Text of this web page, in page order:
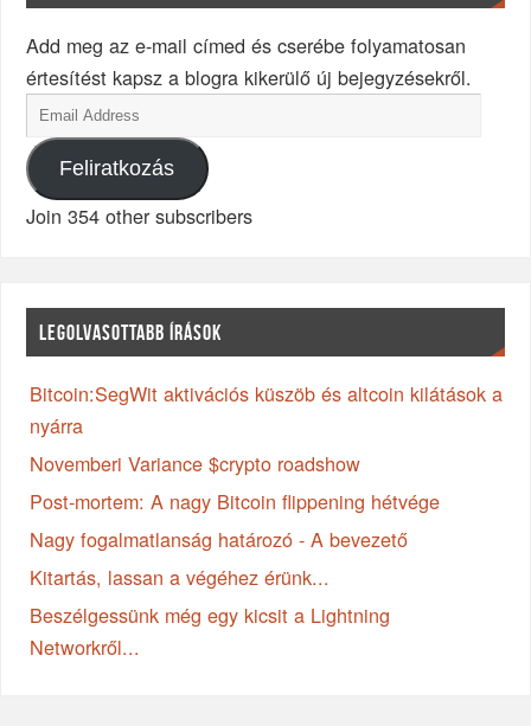
Add meg az e-mail címed és cserébe folyamatosan
értesítést kapsz a blogra kikerülő új bejegyzésekről.
Feliratkozás
Join 354 other subscribers
LEGOLVASOTTABB ÍRÁSOK
Bitcoin:SegWit aktivációs küszöb és altcoin kilátások a
nyárra
Novemberi Variance $crypto roadshow
Post-mortem: A nagy Bitcoin flippening hétvége
Nagy fogalmatlanság határozó - A bevezető
Kitartás, lassan a végéhez érünk...
Beszélgessünk még egy kicsit a Lightning
Networkről...